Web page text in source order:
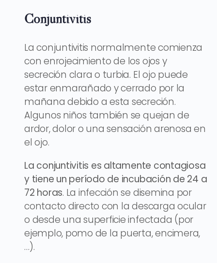
Conjuntivitis
La conjuntivitis normalmente comienza
con enrojecimiento de los ojos y
secreción clara o turbia. El ojo puede
estar enmarañado y cerrado por la
mañana debido a esta secreción.
Algunos niños también se quejan de
ardor, dolor o una sensación arenosa en
el ojo.
La conjuntivitis es altamente contagiosa
y tiene un período de incubación de 24 a
72 horas. La infección se disemina por
contacto directo con la descarga ocular
o desde una superficie infectada (por
ejemplo, pomo de la puerta, encimera,
…).